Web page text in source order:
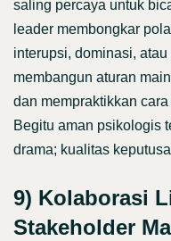
saling percaya untuk
leader membongkar
interupsi, dominasi,
membangun aturan
dan mempraktikkan
Begitu aman psikologis
drama; kualitas
9) Kolaborasi
Stakeholder